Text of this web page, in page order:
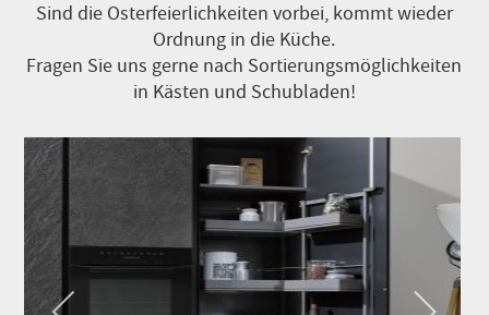
Sind die Osterfeierlichkeiten vorbei, kommt wieder
Ordnung in die Küche.
Fragen Sie uns gerne nach Sortierungsmöglichkeiten
in Kästen und Schubladen!